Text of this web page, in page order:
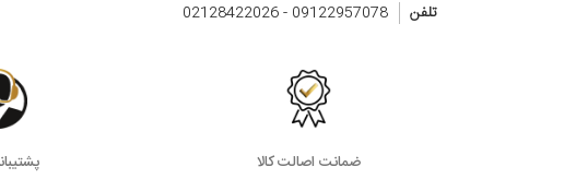
تلفن 09122957078 - 02128422026
ضمانت اصالت کالا